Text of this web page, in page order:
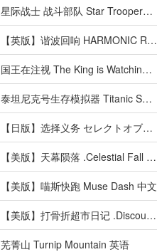
星际战士 战斗部队 Star Troopers - Combat Force 英语
【英版】谐波回响 HARMONIC REFLECTIONS 中文
国王在注视 The King is Watching 中文
泰坦尼克号生存模拟器 Titanic Survival Simulator 英语
【日版】选择义务 セレクトオブリージュ 日语
【美版】天幕陨落 .Celestial Fall 中文
【美版】喵斯快跑 Muse Dash 中文
【美版】打骨折超市日记 .Discounty 中文
芜菁山 Turnip Mountain 英语